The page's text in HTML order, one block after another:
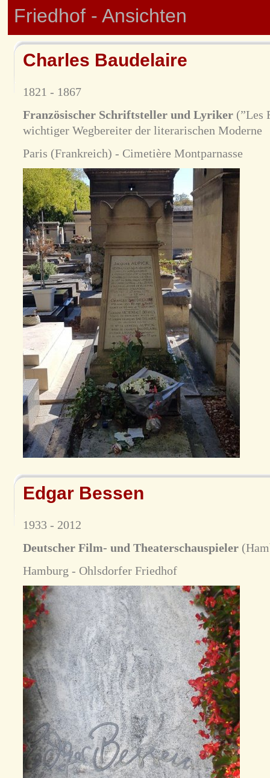
Friedhof - Ansichten
Charles Baudelaire
1821 - 1867
Französischer Schriftsteller und Lyriker (”Les
wichtiger Wegbereiter der literarischen Moderne
Paris (Frankreich) - Cimetière Montparnasse
Edgar Bessen
1933 - 2012
Deutscher Film- und Theaterschauspieler
Hamburg - Ohlsdorfer Friedhof